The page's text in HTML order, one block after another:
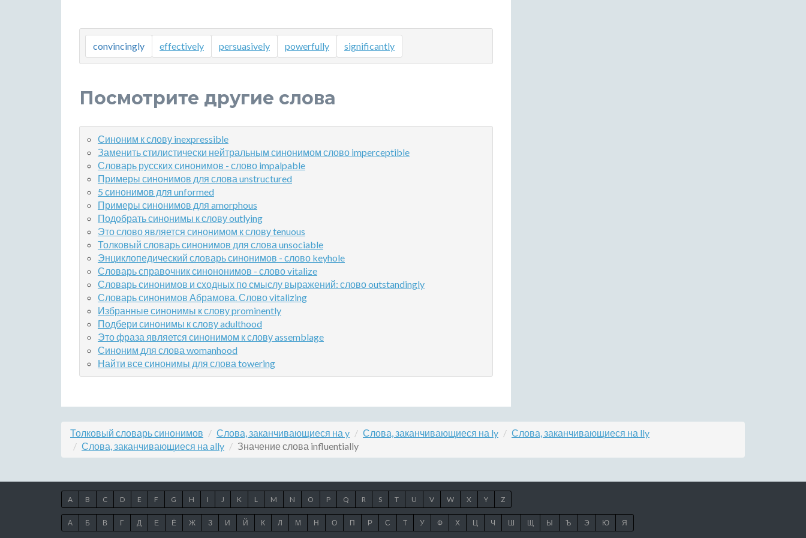
convincingly effectively persuasively powerfully significantly
Посмотрите другие слова
Синоним к слову inexpressible
Заменить стилистически нейтральным синонимом слово imperceptible
Словарь русских синонимов - слово impalpable
Примеры синонимов для слова unstructured
5 синонимов для unformed
Примеры синонимов для amorphous
Подобрать синонимы к слову outlying
Это слово является синонимом к слову tenuous
Толковый словарь синонимов для слова unsociable
Энциклопедический словарь синонимов - слово keyhole
Словарь справочник синононимов - слово vitalize
Словарь синонимов и сходных по смыслу выражений: слово outstandingly
Словарь синонимов Абрамова. Слово vitalizing
Избранные синонимы к слову prominently
Подбери синонимы к слову adulthood
Это фраза является синонимом к слову assemblage
Синоним для слова womanhood
Найти все синонимы для слова towering
Толковый словарь синонимов Слова, заканчивающиеся на y Слова, заканчивающиеся на ly
Слова, заканчивающиеся на lly
Слова, заканчивающиеся на ally
Значение слова influentially
A B C D E F G H I J K L M N O P Q R S T U V W X Y Z
А Б В Г Д Е Ё Ж З И Й К Л М Н О П Р С Т У Ф Х Ц Ч Ш Щ Ы Ъ Э Ю Я